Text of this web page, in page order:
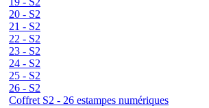
20 - S2
21 - S2
22 - S2
23 - S2
24 - S2
25 - S2
26 - S2
Coffret S2 - 26 estampes numériques